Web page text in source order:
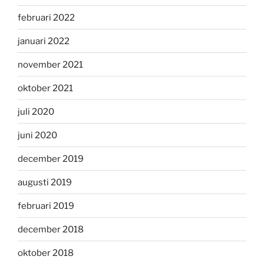
februari 2022
januari 2022
november 2021
oktober 2021
juli 2020
juni 2020
december 2019
augusti 2019
februari 2019
december 2018
oktober 2018